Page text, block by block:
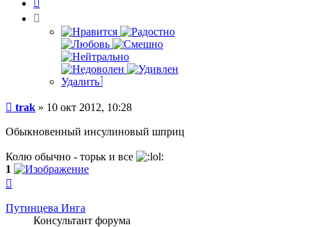
Удалить
Сообщение
trak » 10 окт 2012, 10:28
Обыкновенный инсулиновый шприц
Колю обычно - торьк и все
1
началу
Путинцева Инга
Консультант форума